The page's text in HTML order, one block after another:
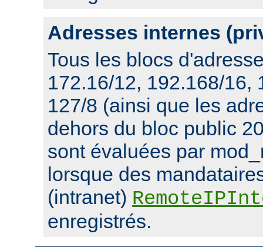
Adresses internes
Tous les blocs
172.16/12, 192.168/16,
127/8 (ainsi que les
dehors du bloc public
sont évaluées par
lorsque des
(intranet)
enregistrés.